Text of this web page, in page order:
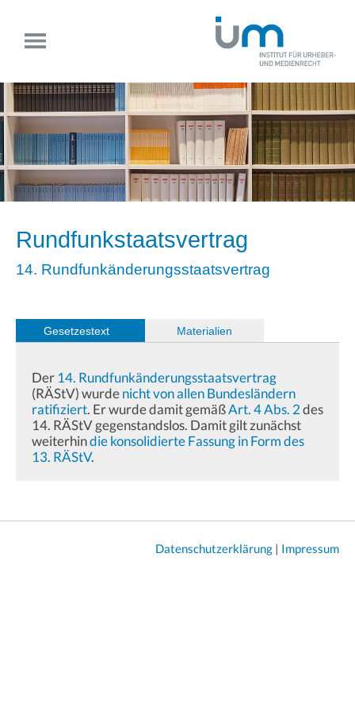
Rundfunkstaatsvertrag
14. Rundfunkänderungsstaatsvertrag
Gesetzestext Materialien
Der 14. Rundfunkänderungsstaatsvertrag
(RÄStV) wurdenicht von allen Bundesländern
ratifiziert. Er wurde damit gemäßArt. 4 Abs. 2des
14. RÄStV gegenstandslos. Damit gilt zunächst
weiterhindie konsolidierte Fassung in Form des
13. RÄStV.
Datenschutzerklärung | Impressum